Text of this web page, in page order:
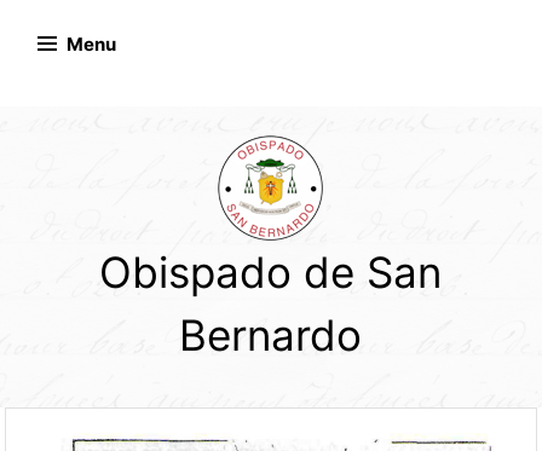
Menu
Obispado de San
Bernardo